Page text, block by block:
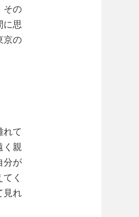
その
に思
京の
れて
く親
分が
く
見れ